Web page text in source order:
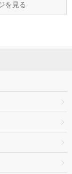
を見る